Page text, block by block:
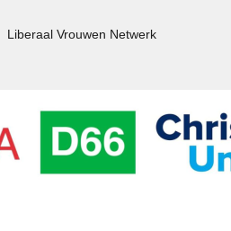
naar de homepage
Liberaal Vrouwen Netwerk